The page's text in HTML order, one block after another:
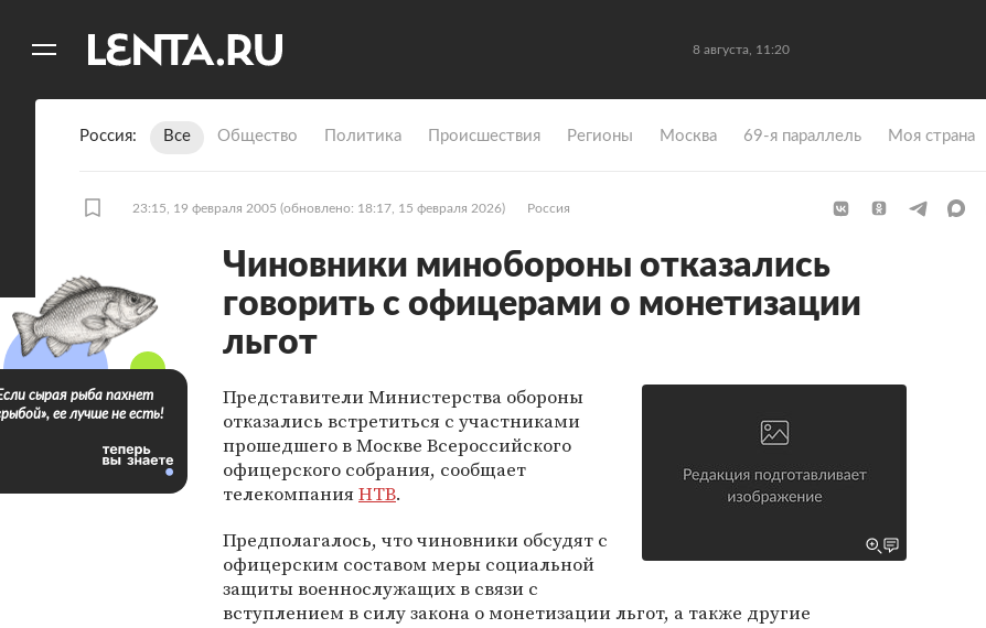
8 августа, 11:20
Россия Все Общество Политика Происшествия Регионы Москва 69-я параллель Моя страна
23:15, 19 февраля 2005 (обновлено: 18:17, 15 февраля 2026) Россия
Чиновники минобороны отказались
говорить с офицерами о монетизации
льгот
Представители Министерства обороны
отказались встретиться с участниками
прошедшего в Москве Всероссийского
офицерского собрания, сообщает
телекомпанияНТВ.
Предполагалось, что чиновники обсудят с
офицерским составом меры социальной
защиты военнослужащих в связи с
вступлением в силу закона о монетизации льгот, а также другие
сырая рыба пахнет
ее лучше не есть!